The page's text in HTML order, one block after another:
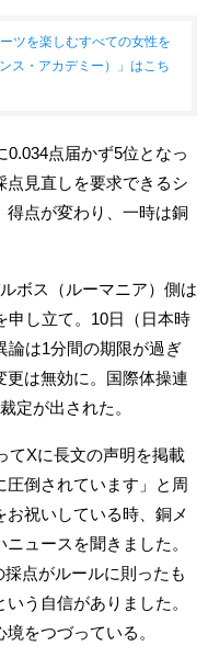
ツを楽しむすべての女性を
ス・アカデミー）」はこち
点届かず5位となっ
点見直しを要求できるシ
得点が変わり、一時は銅
ボス（ルーマニア）側は
申し立て。10日（日本時
論は1分間の期限が過ぎ
更は無効に。国際体操連
定が出された。
てXに長文の声明を掲載
圧倒されています」と周
祝いしている時、銅メ
ュースを聞きました。
点がルールに則ったも
う自信がありました。
をつづっている。